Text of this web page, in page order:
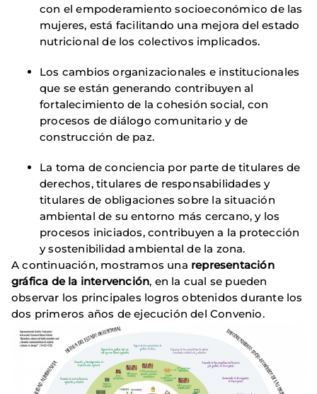
con el empoderamiento socioeconómico de las
mujeres, está facilitando una mejora del estado
nutricional de los colectivos implicados.
Los cambios organizacionales e institucionales
que se están generando contribuyen al
fortalecimiento de la cohesión social, con
procesos de diálogo comunitario y de
construcción de paz.
La toma de conciencia por parte de titulares de
derechos, titulares de responsabilidades y
titulares de obligaciones sobre la situación
ambiental de su entorno más cercano, y los
procesos iniciados, contribuyen a la protección
y sostenibilidad ambiental de la zona.
A continuación, mostramos una representación
gráfica de la intervención, en la cual se pueden
observar los principales logros obtenidos durante los
dos primeros años de ejecución del Convenio.